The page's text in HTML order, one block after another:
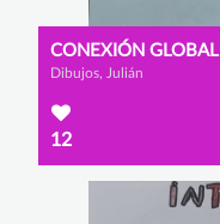
CONEXIÓN GLOBAL
Dibujos, Julián
12